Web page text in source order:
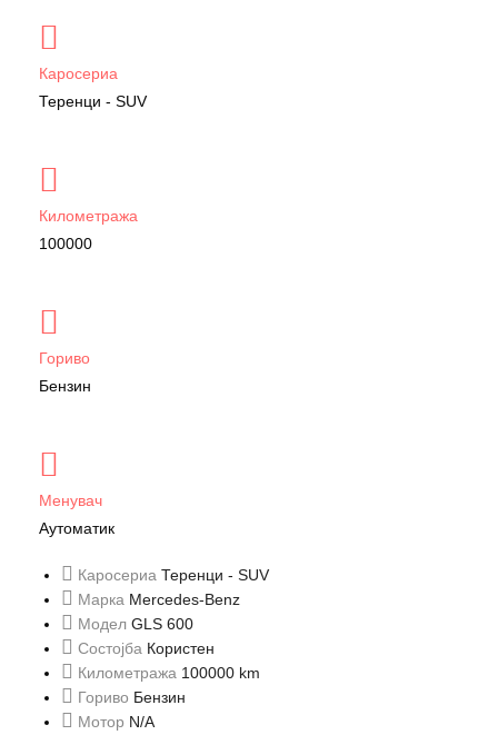
Каросериа
Теренци - SUV
Километража
100000
Гориво
Бензин
Менувач
Аутоматик
Каросериа Теренци - SUV
Марка Mercedes-Benz
Модел GLS 600
Состојба Користен
Километража 100000 km
Гориво Бензин
Мотор N/A